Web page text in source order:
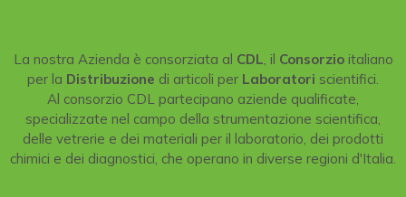
La nostra Azienda è consorziata al CDL, il Consorzioitaliano
per la Distribuzione di articoli per Laboratori scientifici.
Al consorzio CDL partecipano aziende qualificate,
specializzate nel campo della strumentazione scientifica,
delle vetrerie e dei materiali per il laboratorio, dei prodotti
chimici e dei diagnostici, che operano in diverse regioni d'Italia.